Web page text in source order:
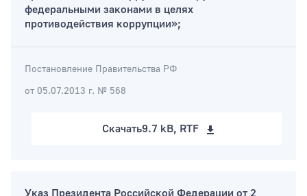
федеральными законами в целях
противодействия коррупции»;
Постановление Правительства РФ
от 05.07.2013 г. № 568
Скачать9.7 kB, RTF
Указ Президента Российской Федерации от 2